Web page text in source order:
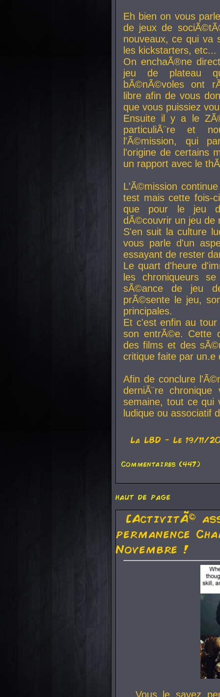
Eh bien on vous
de jeux de
nouveaux, ce qui va
les kickstarters, etc...
On enchaÃ®ne
jeu de plateau
bÃ©nÃ©voles ont
libre afin de vous
que vous puissiez
Ensuite il y a le
particuliÃ¨re et
l'Ã©mission, qui
l'origine de certains
un rapport avec le
L'Ã©mission
test mais cette fois-
que pour le jeu
dÃ©couvrir un jeu de
S'en suit la culture
vous parle d'un
essayant de rester
Le quart d'heure
les chroniqueurs
sÃ©ance de jeu
prÃ©sente le jeu,
principales.
Et c'est enfin au
son entrÃ©e. Cette
des films et des
critique faite par
Afin de conclure
derniÃ¨re
semaine, tout ce qui
ludique ou associatif
La LBD - Le 19/11/
Commentaires (447)
haut de page
[ActivitÃ©
permanence
Novembre !
Vous le savez